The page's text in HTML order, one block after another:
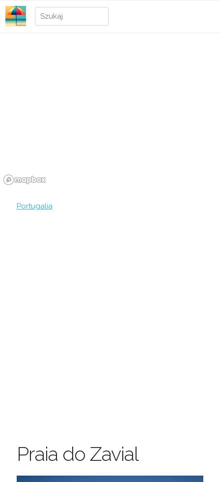
Portugalia
Praia do Zavial